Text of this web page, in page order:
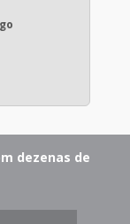
dezenas de